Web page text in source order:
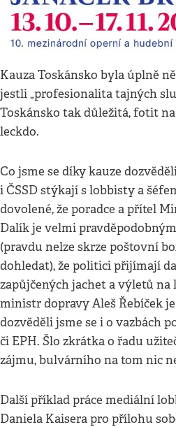
Kauza Toskánsko byla úplně
jestli „profesionalita tajných
Toskánsko tak důležitá, fotit
leckdo.
Co jsme se díky kauze
i ČSSD stýkají s lobbisty a
dovolené, že poradce a přítel
Dalík je velmi
(pravdu nelze skrze poštovní
dohledat), že politici přijímají
zapůjčených jachet a výletů na
ministr dopravy Aleš Řebíček
dozvěděli jsme se i o vazbách
či EPH. Šlo zkrátka o řadu
zájmu, bulvárního na tom nic
Další příklad práce mediální
Daniela Kaisera pro přílohu